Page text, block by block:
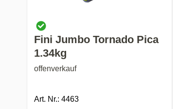
Fini Jumbo Tornado Pica
1.34kg
offenverkauf
Art. Nr.: 4463